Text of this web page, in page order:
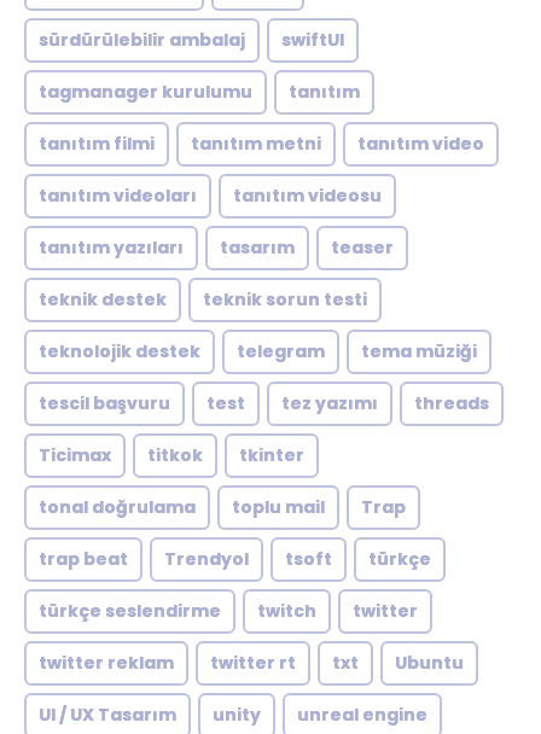
sürdürülebilir ambalaj swiftUI
tagmanager kurulumu tanıtım
tanıtım filmi tanıtım metni tanıtım video
tanıtım videoları tanıtım videosu
tanıtım yazıları tasarım teaser
teknik destek teknik sorun testi
teknolojik destek telegram tema müziği
tescil başvuru test tez yazımı threads
Ticimax titkok tkinter
tonal doğrulama toplu mail Trap
trap beat Trendyol tsoft türkçe
türkçe seslendirme twitch twitter
twitter reklam twitter rt txt Ubuntu
UI / UX Tasarım unity unreal engine